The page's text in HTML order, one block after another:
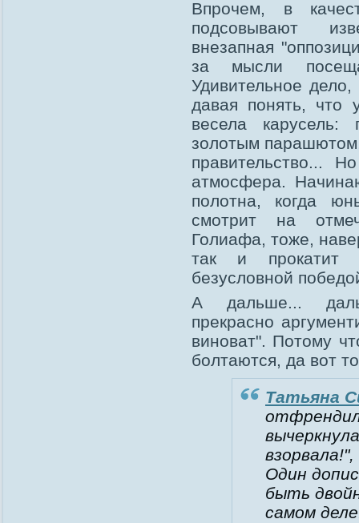
Впрочем, в
подсовывают
внезапная
за мысли
Удивительное
давая понять, что
весела карусель:
золотым
правительство...
атмосфера.
полотна, когда
смотрит на
Голиафа, тоже,
так и прокатит
безусловной
А дальше...
прекрасно
виноват". Потому
болтаются, да вот
Татьяна
Один
быть
самом